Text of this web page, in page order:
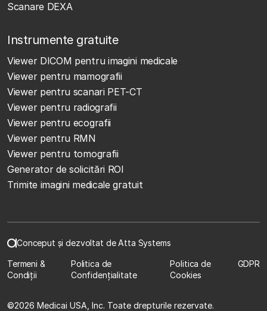
Scanare DEXA
Instrumente gratuite
Viewer DICOM pentru imagini medicale
Viewer pentru mamografii
Viewer pentru scanari PET-CT
Viewer pentru radiografii
Viewer pentru ecografii
Viewer pentru RMN
Viewer pentru tomografii
Generator de solicitări ROI
Trimite imagini medicale gratuit
Conceput și dezvoltat de Atta Systems
Termeni &
Condiții
Politica de
Confidențialitate
Politica de
Cookies
GDPR
©2026 Medicai USA, Inc. Toate drepturile rezervate.